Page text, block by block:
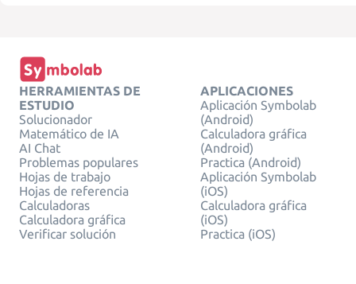
HERRAMIENTAS DE
ESTUDIO
Solucionador
Matemático de IA
AI Chat
Problemas populares
Hojas de trabajo
Hojas de referencia
Calculadoras
Calculadora gráfica
Verificar solución
APLICACIONES
Aplicación Symbolab
(Android)
Calculadora gráfica
(Android)
Practica (Android)
Aplicación Symbolab
(iOS)
Calculadora gráfica
(iOS)
Practica (iOS)